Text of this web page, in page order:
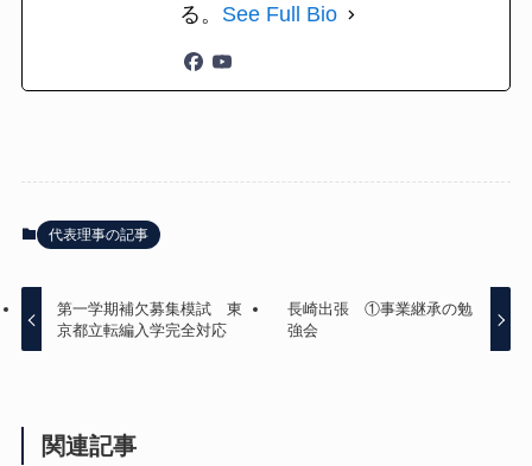
る。 See Full Bio
代表理事の記事
第一学期補欠募集模試 東
京都立転編入学完全対応
長崎出張 ①事業継承の勉
強会
関連記事